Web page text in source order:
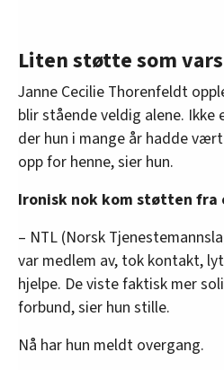
Liten støtte som
Janne Cecilie Thorenfeldt
blir stående veldig alene.
der hun i mange år hadde
opp for henne, sier hun.
Ironisk nok kom støtten fra
– NTL (Norsk
var medlem av, tok kontakt,
hjelpe. De viste faktisk mer
forbund, sier hun stille.
Nå har hun meldt overgang.